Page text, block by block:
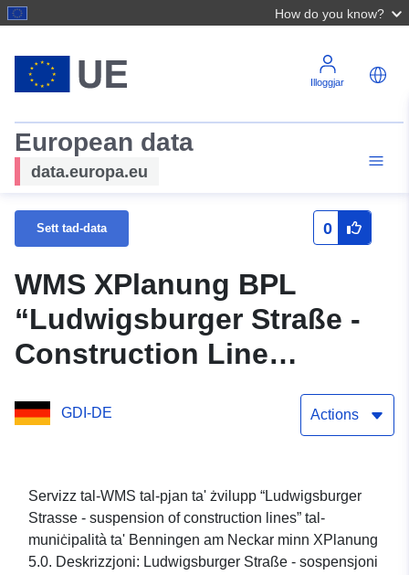
How do you know?
Illoggjar
European data
data.europa.eu
Sett tad-data 0
WMS XPlanung BPL
“Ludwigsburger Straße -
Construction Line
GDI-DE Actions
Servizz tal-WMS tal-pjan ta' żvilupp “Ludwigsburger
Strasse - suspension of construction lines” tal-
muniċipalità ta' Benningen am Neckar minn XPlanung
5.0. Deskrizzjoni: Ludwigsburger Straße - sospensjoni